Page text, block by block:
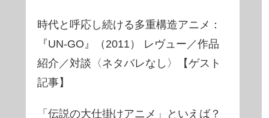
時代と呼応し続ける多重構造アニメ：
『UN-GO』（2011） レヴュー／作品
紹介／対談〈ネタバレなし〉【ゲスト
記事】
「伝説の大仕掛けアニメ」といえば？